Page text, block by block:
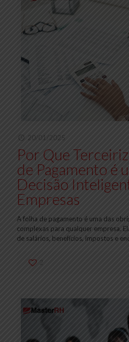
20/01/2025
Por Que
de Pagamento é
Decisão
Empresas
A folha de pagamento é uma das
complexas para qualquer empresa.
de salários, benefícios, impostos e
2